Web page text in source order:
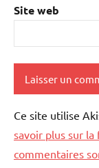
Site web
Ce site utilise
savoir plus sur
commentaires